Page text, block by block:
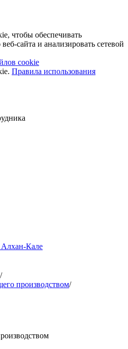
чтобы обеспечивать
сайта и анализировать сетевой
cookie
Правила использования
Алхан-Кале
/
производством/